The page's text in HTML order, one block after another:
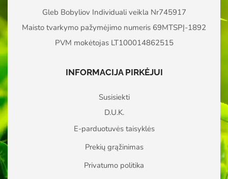
Gleb Bobyliov Individuali veikla Nr745917
Maisto tvarkymo pažymėjimo numeris 69MTSPĮ-1892
PVM mokėtojas LT100014862515
INFORMACIJA PIRKĖJUI
Susisiekti
D.U.K.
E-parduotuvės taisyklės
Prekių grąžinimas
Privatumo politika